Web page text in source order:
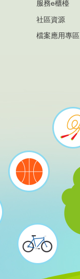
服務e櫃檯
社區資源
檔案應用專區